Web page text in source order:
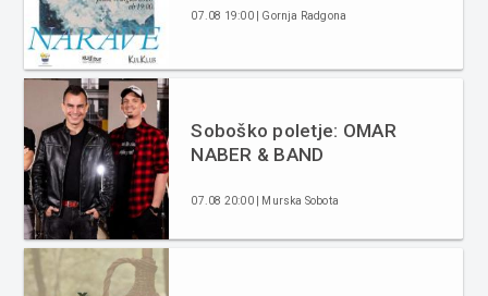
07.08 19:00 | Gornja Radgona
Soboško poletje: OMAR
NABER & BAND
07.08 20:00 | Murska Sobota